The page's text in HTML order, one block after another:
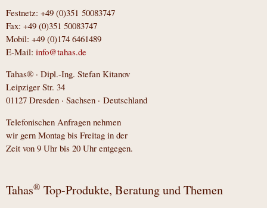
Festnetz: +49 (0)351 50083747
Fax: +49 (0)351 50083747
Mobil: +49 (0)174 6461489
E-Mail: info@tahas.de
Tahas® · Dipl.-Ing. Stefan Kitanov
Leipziger Str. 34
01127 Dresden · Sachsen · Deutschland
Telefonischen Anfragen nehmen
wir gern Montag bis Freitag in der
Zeit von 9 Uhr bis 20 Uhr entgegen.
Tahas® Top-Produkte, Beratung und Themen